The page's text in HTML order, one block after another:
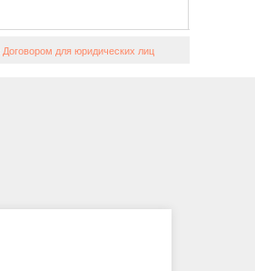
Договором для юридических лиц